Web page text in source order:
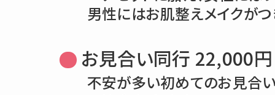
男性にはお肌整えメイクがつ
お見合い同行 22,000円
不安が多い初めてのお見合